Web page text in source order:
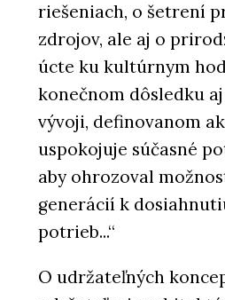
riešeniach, o šetrení
zdrojov, ale aj o
úcte ku kultúrnym
konečnom dôsledku
vývoji, definovanom
uspokojuje súčasné
aby ohrozoval
generácií k
potrieb...“
O udržateľných